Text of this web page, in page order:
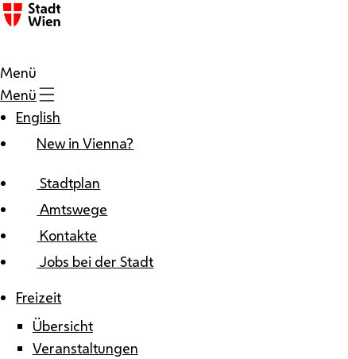
Zum Inhalt
Menü
Menü
English
New in Vienna?
Stadtplan
Amtswege
Kontakte
Jobs bei der Stadt
Freizeit
Übersicht
Veranstaltungen